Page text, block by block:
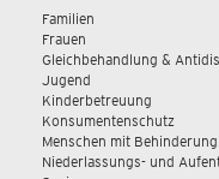
Familien
Frauen
Gleichbehandlung &
Jugend
Kinderbetreuung
Konsumentenschutz
Menschen mit Behinderung
Niederlassungs- und